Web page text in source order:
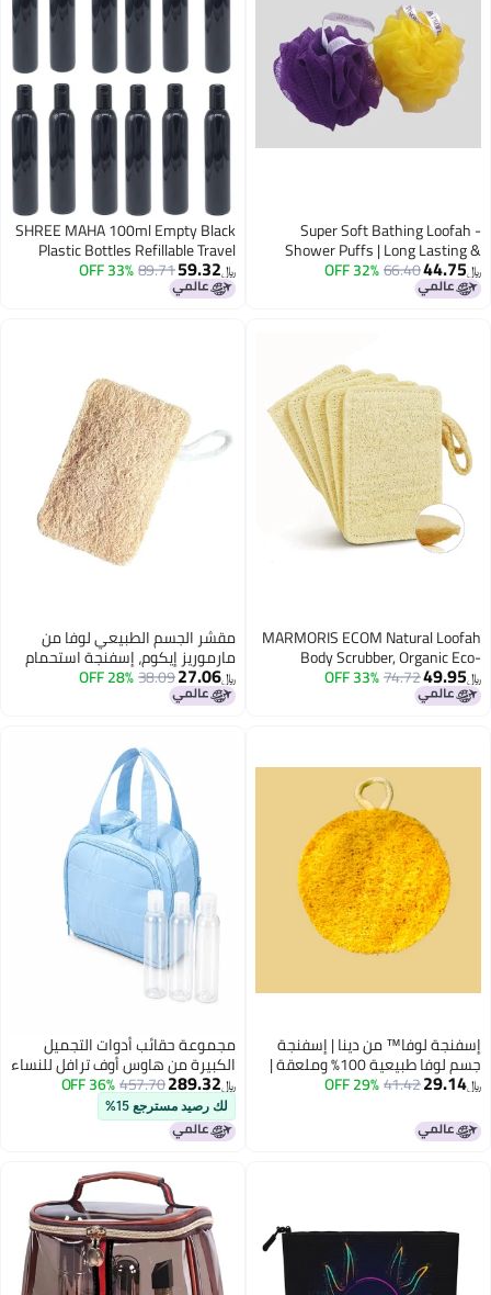
Super Soft Bathing
Shower Puffs | Long
Gentle for Sensitive, Dry
Skin | Rich Lather
66.40
32% OFF
SHREE MAHA 100ml Empty Black
Plastic Bottles Refillable Travel
Size Cosmetic Containers Small
Leak Proof Squeeze Bottles with
89.71
33% OFF
MARMORIS ECOM
Body Scrubber,
Friendly Bath
Exfoliating Loofah
74.72
33% OFF
مقشر الجسم الطبيعي لوفا من
مارموريز إيكوم، إسفنجة استحمام
عضوية صديقة للبيئة مجففة
بالشمس، لوفا لطيفة للتقشير مع
خفيف الوزن (مستطيل - عبوة من 1)
38.09
28% OFF
من دينا | إسفنجة
جسم لوفا طبيعية 100% وملعقة |
لتقشير البشرة في
1)
41.42
29% OFF
مجموعة حقائب أدوات التجميل
الكبيرة من هاوس أوف ترافل للنساء
- منظم مستحضرات تجميل خفيف
الوزن مع 3 زجاجات قابلة لإعادة
التعبئة، معتمد من إدارة أمن النقل
الأمريكية، أساسيات سفر محمولة
والنادي الرياضي (أزرق فاتح)
289.32
457.70
36% OFF
لك رصيد مسترجع 15%